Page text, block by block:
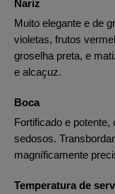
Nariz
Muito elegante e de
violetas, frutos
groselha preta, e
e alcaçuz.
Boca
Fortificado e
sedosos.
magníficamente
Temperatura de